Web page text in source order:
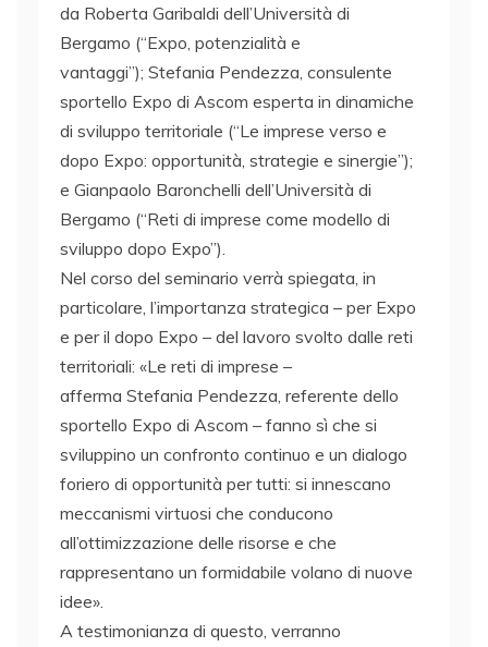
da Roberta Garibaldi dell’Università di
Bergamo (“Expo, potenzialità e
vantaggi”); Stefania Pendezza, consulente
sportello Expo di Ascom esperta in dinamiche
di sviluppo territoriale (“Le imprese verso e
dopo Expo: opportunità, strategie e sinergie”);
e Gianpaolo Baronchelli dell’Università di
Bergamo (“Reti di imprese come modello di
sviluppo dopo Expo”).
Nel corso del seminario verrà spiegata, in
particolare, l’importanza strategica – per Expo
e per il dopo Expo – del lavoro svolto dalle reti
territoriali: «Le reti di imprese –
afferma Stefania Pendezza, referente dello
sportello Expo di Ascom – fanno sì che si
sviluppino un confronto continuo e un dialogo
foriero di opportunità per tutti: si innescano
meccanismi virtuosi che conducono
all’ottimizzazione delle risorse e che
rappresentano un formidabile volano di nuove
idee».
A testimonianza di questo, verranno